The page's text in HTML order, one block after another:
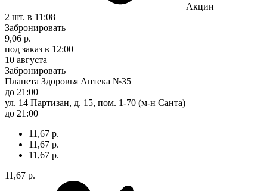
Акции
2 шт. в 11:08
Забронировать
9,06 р.
под заказ в 12:00
10 августа
Забронировать
Планета Здоровья Аптека №35
до 21:00
ул. 14 Партизан, д. 15, пом. 1-70 (м-н Санта)
до 21:00
11,67 р.
11,67 р.
11,67 р.
11,67 р.